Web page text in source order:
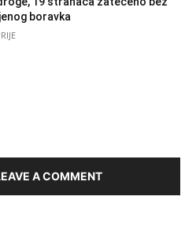
boravka
A COMMENT